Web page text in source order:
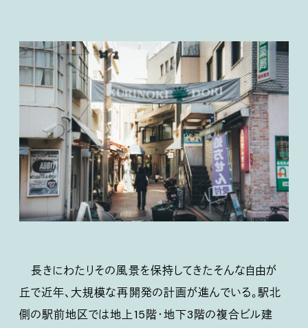
長きにわたりその風景を保持してきたそんな自由が
丘で近年、大規模な再開発の計画が進んでいる。駅北
側の駅前地区では地上15階・地下3階の複合ビル建